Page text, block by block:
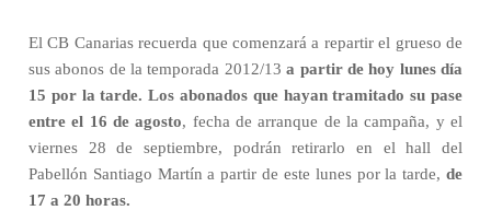
El CB Canarias recuerda que comenzará a repartir el grueso de
sus abonos de la temporada 2012/13a partir de hoy lunes día
15 por la tarde. Los abonados que hayan tramitado su pase
entre el 16 de agosto, fecha de arranque de la campaña, y el
viernes 28 de septiembre, podrán retirarlo en el hall del
Pabellón Santiago Martín a partir de este lunes por la tarde, de
17 a 20 horas.